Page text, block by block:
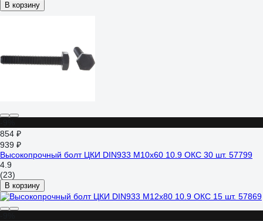
В корзину
854 ₽
939 ₽
Высокопрочный болт ЦКИ DIN933 М10х60 10.9 ОКС 30 шт. 57799
4.9
(23)
В корзину